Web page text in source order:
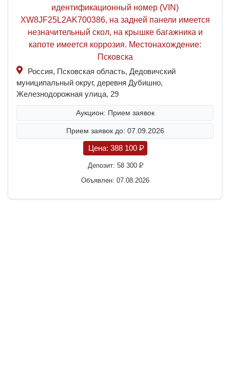
идентификационный номер (VIN)
XW8JF25L2AK700386, на задней панели имеется
незначительный скол, на крышке багажника и
капоте имеется коррозия. Местонахождение:
Псковска
Россия, Псковская область, Дедовичский
муниципальный округ, деревня Дубишно,
Железнодорожная улица, 29
Аукцион: Прием заявок
Прием заявок до: 07.09.2026
Цена: 388 100 P
Депозит: 58 300P
Объявлен: 07.08.2026